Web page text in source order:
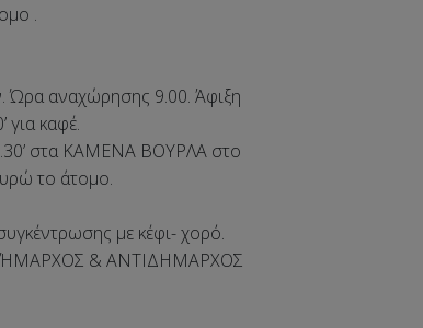
.
αναχώρησης 9.00. Άφιξη
καφέ.
στα ΚΑΜΕΝΑ ΒΟΥΡΛΑ στο
το άτομο.
με κέφι- χορό.
& ΑΝΤΙΔΗΜΑΡΧΟΣ